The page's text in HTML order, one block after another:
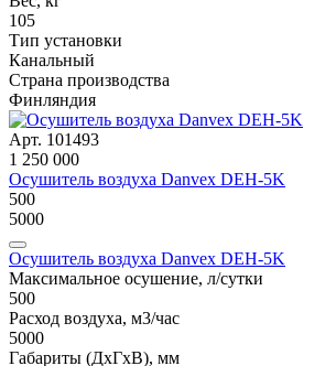
105
Тип установки
Канальный
Страна производства
Финляндия
Арт. 101493
1 250 000
Осушитель воздуха Danvex DEH-5K
500
5000
Осушитель воздуха Danvex DEH-5K
Максимальное осушение, л/сутки
500
Расход воздуха, м3/час
5000
Габариты (ДxГxВ), мм